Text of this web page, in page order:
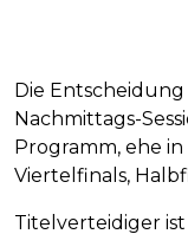
Die
Nachmittags-
Programm, ehe
Viertelfinals,
Titelverteidiger ist